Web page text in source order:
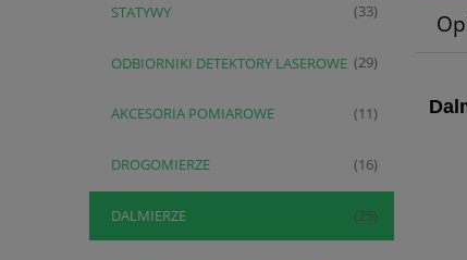
STATYWY (33)
ODBIORNIKI DETEKTORY LASEROWE (29)
AKCESORIA POMIAROWE (11)
DROGOMIERZE (16)
DALMIERZE (25)